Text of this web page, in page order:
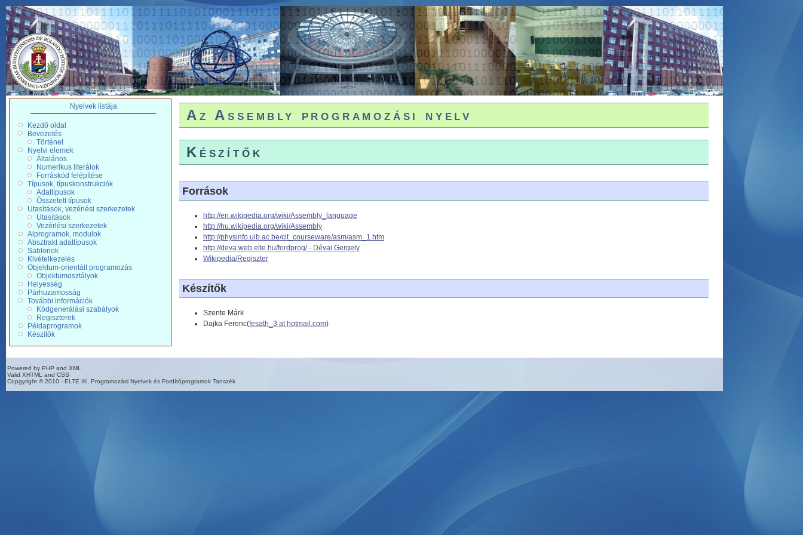
Nyelvek listája
Kezdő oldal
Bevezetés
Történet
Nyelvi elemek
Általános
Numerikus literálok
Forráskód felépítése
Típusok, típuskonstrukciók
Adattípusok
Összetett típusok
Utasítások, vezérlési szerkezetek
Utasítások
Vezérlési szerkezetek
Alprogramok, modulok
Absztrakt adattípusok
Sablonok
Kivételkezelés
Objektum-orientált programozás
Objektumosztályok
Helyesség
Párhuzamosság
További információk
Kódgenerálási szabályok
Regiszterek
Példaprogramok
Készítők
Az Assembly programozási nyelv
Készítők
Források
http://en.wikipedia.org/wiki/Assembly_language
http://hu.wikipedia.org/wiki/Assembly
http://physinfo.ulb.ac.be/cit_courseware/asm/asm_1.htm
http://deva.web.elte.hu/fordprog/ - Dévai Gergely
Wikipedia/Regiszter
Készítők
Szente Márk
Dajka Ferenc(fesath_3 at hotmail.com)
Powered by PHP and XML
Valid XHTML and CSS
Copgyright © 2010 - ELTE IK, Programozási Nyelvek és Fordítóprogramok Tanszék